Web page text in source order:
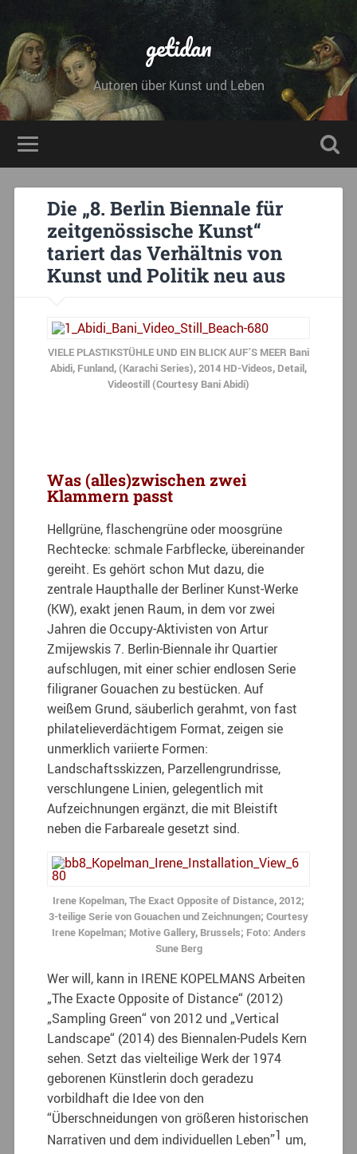
getidan
Autoren über Kunst und Leben
Die „8. Berlin Biennale für
zeitgenössische Kunst“
tariert das Verhältnis von
Kunst und Politik neu aus
VIELE PLASTIKSTÜHLE UND EIN BLICK AUF’S MEER Bani
Abidi, Funland, (Karachi Series), 2014 HD-Videos, Detail,
Videostill (Courtesy Bani Abidi)
Was (alles)zwischen zwei
Klammern passt
Hellgrüne, flaschengrüne oder moosgrüne
Rechtecke: schmale Farbflecke, übereinander
gereiht. Es gehört schon Mut dazu, die
zentrale Haupthalle der Berliner Kunst-Werke
(KW), exakt jenen Raum, in dem vor zwei
Jahren die Occupy-Aktivisten von Artur
Zmijewskis 7. Berlin-Biennale ihr Quartier
aufschlugen, mit einer schier endlosen Serie
filigraner Gouachen zu bestücken. Auf
weißem Grund, säuberlich gerahmt, von fast
philatelieverdächtigem Format, zeigen sie
unmerklich variierte Formen:
Landschaftsskizzen, Parzellengrundrisse,
verschlungene Linien, gelegentlich mit
Aufzeichnungen ergänzt, die mit Bleistift
neben die Farbareale gesetzt sind.
Irene Kopelman, The Exact Opposite of Distance, 2012;
3-teilige Serie von Gouachen und Zeichnungen; Courtesy
Irene Kopelman; Motive Gallery, Brussels; Foto: Anders
Sune Berg
Wer will, kann in IRENE KOPELMANS Arbeiten
„The Exacte Opposite of Distance“ (2012)
„Sampling Green“ von 2012 und „Vertical
Landscape“ (2014) des Biennalen-Pudels Kern
sehen. Setzt das vielteilige Werk der 1974
geborenen Künstlerin doch geradezu
vorbildhaft die Idee von den
“Überschneidungen von größeren historischen
Narrativen und dem individuellen Leben”1 um,